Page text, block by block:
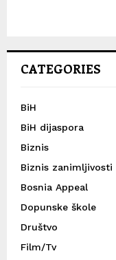
CATEGORIES
BiH
BiH dijaspora
Biznis
Biznis zanimljivosti
Bosnia Appeal
Dopunske škole
Društvo
Film/Tv